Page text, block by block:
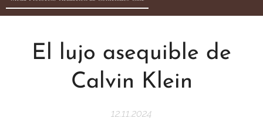
El lujo asequible de
Calvin Klein
12.11.2024